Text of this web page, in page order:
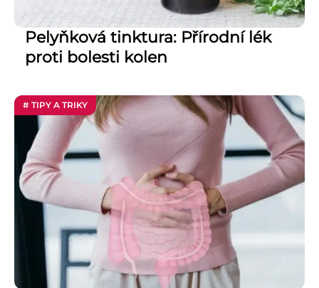
Pelyňková tinktura: Přírodní lék
proti bolesti kolen
# TIPY A TRIKY